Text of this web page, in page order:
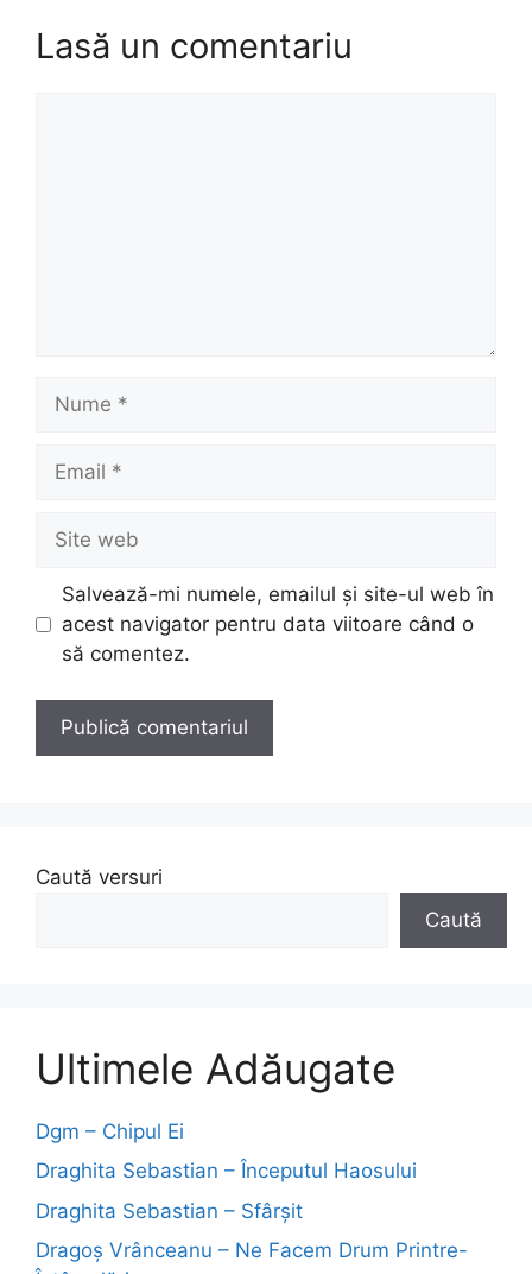
Lasă un comentariu
Nume
Email
Site
web
Salvează-mi numele, emailul și site-ul web în
acest navigator pentru data viitoare când o
să comentez.
Caută versuri
Caută
Ultimele Adăugate
Dgm – Chipul Ei
Draghita Sebastian – Începutul Haosului
Draghita Sebastian – Sfârșit
Dragoş Vrânceanu – Ne Facem Drum Printre-